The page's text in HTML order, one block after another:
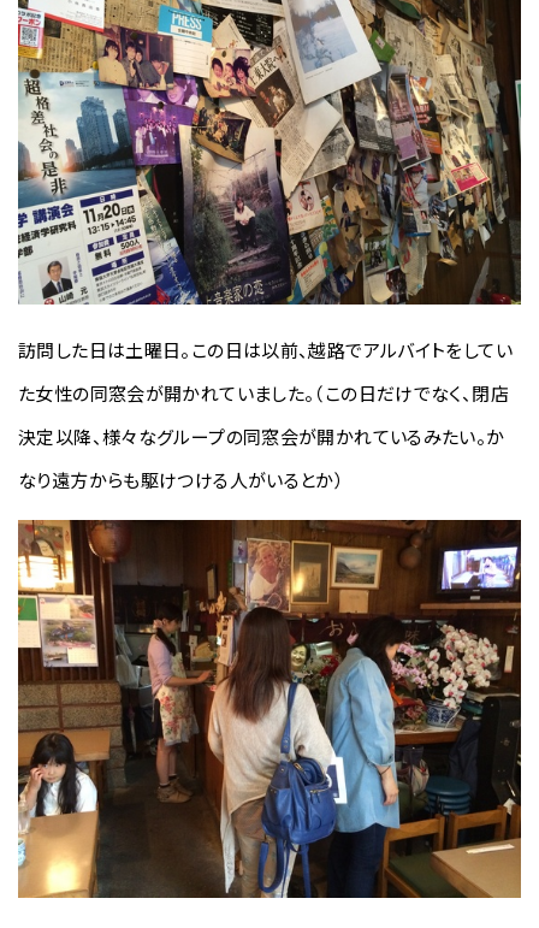
訪問した日は土曜日。この日は以前、越路でアルバイトをしてい
た女性の同窓会が開かれていました。（この日だけでなく、閉店
決定以降、様々なグループの同窓会が開かれているみたい。か
なり遠方からも駆けつける人がいるとか）